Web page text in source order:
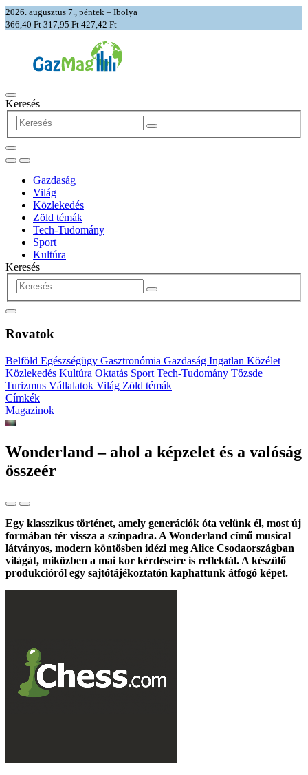
2026. augusztus 7., péntek – Ibolya
366,40 Ft 317,95 Ft 427,42 Ft
Keresés
Gazdaság
Világ
Közlekedés
Zöld témák
Tech-Tudomány
Sport
Kultúra
Keresés
Rovatok
Belföld Egészségügy Gasztronómia Gazdaság Ingatlan Közélet
Közlekedés Kultúra Oktatás Sport Tech-Tudomány Tőzsde
Turizmus Vállalatok Világ Zöld témák
Címkék
Magazinok
Wonderland – ahol a képzelet és a valóság
összeér
Egy klasszikus történet, amely generációk óta velünk él, most új
formában tér vissza a színpadra. A Wonderland című musical
látványos, modern köntösben idézi meg Alice Csodaországban
világát, miközben a mai kor kérdéseire is reflektál. A készülő
produkcióról egy sajtótájékoztatón kaphattunk átfogó képet.